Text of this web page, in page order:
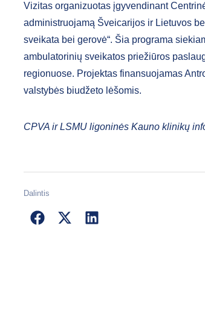
Vizitas organizuotas įgyvendinant
administruojamą Šveicarijos ir Lietuvos
sveikata bei gerovė“. Šia programa
ambulatorinių sveikatos priežiūros
regionuose. Projektas finansuojamas
valstybės biudžeto lėšomis.
CPVA ir LSMU ligoninės Kauno klinikų
Dalintis